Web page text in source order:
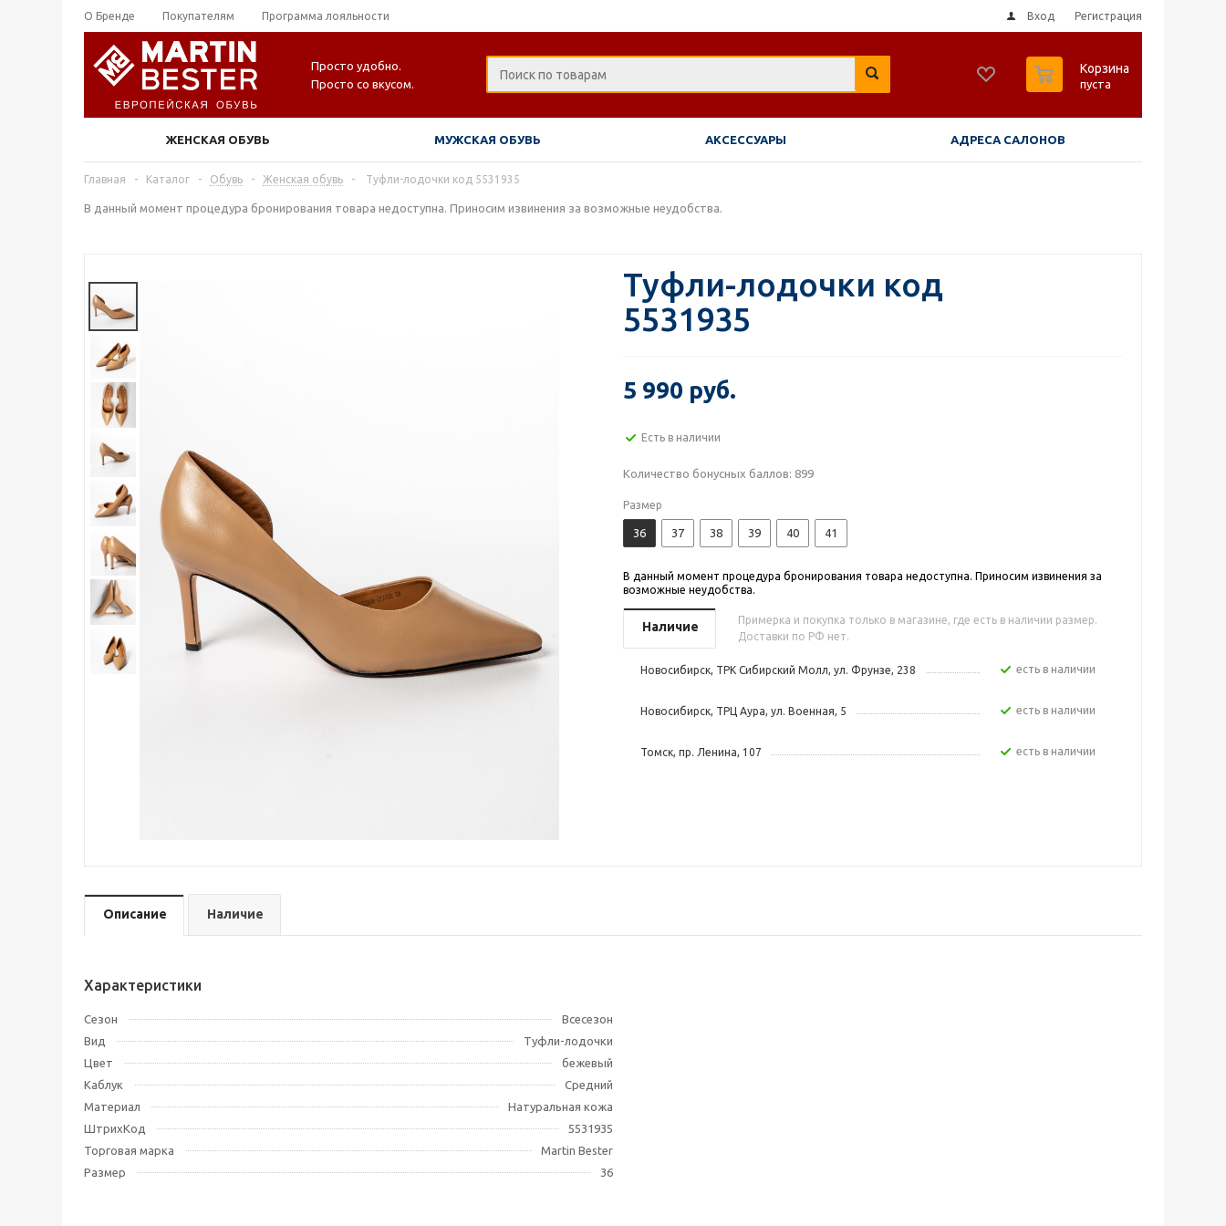
О Бренде Покупателям Программа лояльности Вход Регистрация
Просто удобно.
Просто со вкусом.
Корзина
пуста
ЖЕНСКАЯ ОБУВЬ МУЖСКАЯ ОБУВЬ АКСЕССУАРЫ АДРЕСА САЛОНОВ
Главная - Каталог - Обувь - Женская обувь - Туфли-лодочки код 5531935
В данный момент процедура бронирования товара недоступна. Приносим извинения за возможные неудобства.
Туфли-лодочки код
5531935
5 990 руб.
Есть в наличии
Количество бонусных баллов: 899
Размер
36 37 38 39 40 41
В данный момент процедура бронирования товара недоступна. Приносим извинения за
возможные неудобства.
Наличие
Примерка и покупка только в магазине, где есть в наличии размер.
Доставки по РФ нет.
Новосибирск, ТРК Сибирский Молл, ул. Фрунзе, 238 Есть в наличии
Новосибирск, ТРЦ Аура, ул. Военная, 5 Есть в наличии
Томск, пр. Ленина, 107 Есть в наличии
Описание Наличие
Характеристики
Сезон
Всесезон
Вид
Туфли-лодочки
Цвет
бежевый
Каблук
Средний
Материал
Натуральная кожа
ШтрихКод
5531935
Торговая марка
Martin Bester
Размер
36